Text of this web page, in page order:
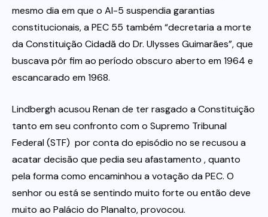
mesmo dia em que o AI-5 suspendia garantias
constitucionais, a PEC 55 também “decretaria a morte
da Constituição Cidadã do Dr. Ulysses Guimarães”, que
buscava pôr fim ao período obscuro aberto em 1964 e
escancarado em 1968.
Lindbergh acusou Renan de ter rasgado a Constituição
tanto em seu confronto com o Supremo Tribunal
Federal (STF)  por conta do episódio no se recusou a
acatar decisão que pedia seu afastamento , quanto
pela forma como encaminhou a votação da PEC. O
senhor ou está se sentindo muito forte ou então deve
muito ao Palácio do Planalto, provocou.